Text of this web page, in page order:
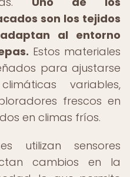
son los tejidos
al entorno
Estos materiales
para ajustarse
variables,
frescos en
en climas fríos.
utilizan sensores
cambios en la